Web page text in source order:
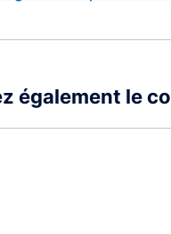
également le